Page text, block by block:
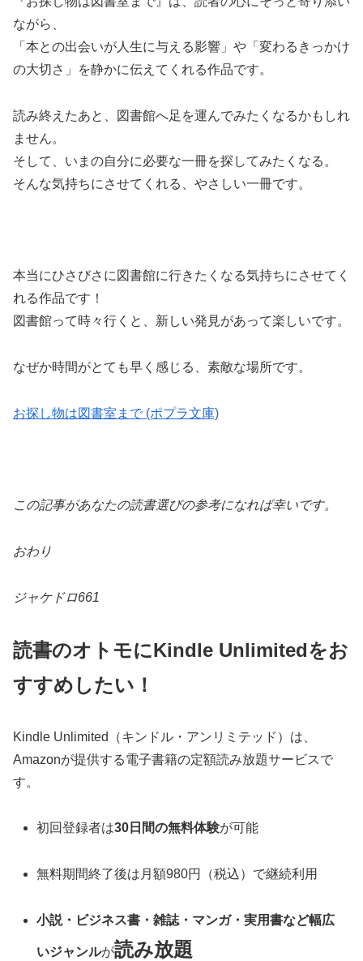
ながら、
「本との出会いが人生に与える影響」や「変わるきっかけ
の大切さ」を静かに伝えてくれる作品です。
読み終えたあと、図書館へ足を運んでみたくなるかもしれ
ません。
そして、いまの自分に必要な一冊を探してみたくなる。
そんな気持ちにさせてくれる、やさしい一冊です。
本当にひさびさに図書館に行きたくなる気持ちにさせてく
れる作品です！
図書館って時々行くと、新しい発見があって楽しいです。
なぜか時間がとても早く感じる、素敵な場所です。
お探し物は図書室まで (ポプラ文庫)
この記事があなたの読書選びの参考になれば幸いです。
おわり
ジャケドロ661
読書のオトモにKindle Unlimitedをお
すすめしたい！
Kindle Unlimited（キンドル・アンリミテッド）は、
Amazonが提供する電子書籍の定額読み放題サービスで
す。
初回登録者は30日間の無料体験が可能
無料期間終了後は月額980円（税込）で継続利用
小説・ビジネス書・雑誌・マンガ・実用書など幅広
いジャンルが読み放題